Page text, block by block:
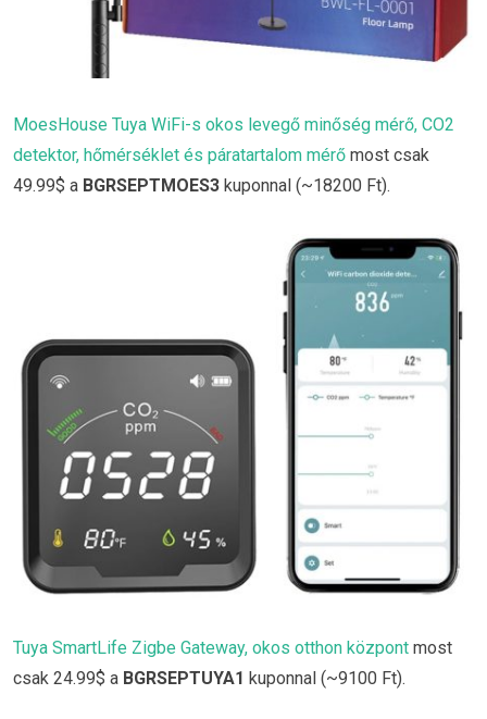
MoesHouse Tuya WiFi-s okos levegő minőség mérő, CO2
detektor, hőmérséklet és páratartalom mérő most csak
49.99$ a BGRSEPTMOES3 kuponnal (~18200 Ft).
Tuya SmartLife Zigbe Gateway, okos otthon központ most
csak 24.99$ a BGRSEPTUYA1 kuponnal (~9100 Ft).